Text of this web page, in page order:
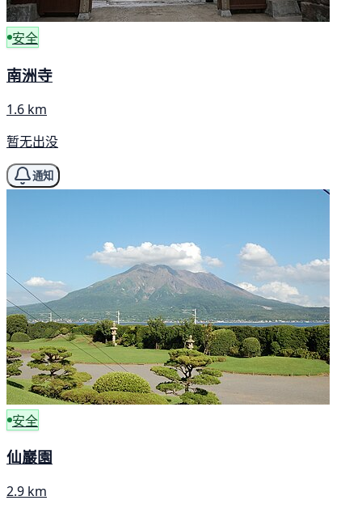
安全
南洲寺
1.6 km
暂无出没
通知
安全
仙巖園
2.9 km